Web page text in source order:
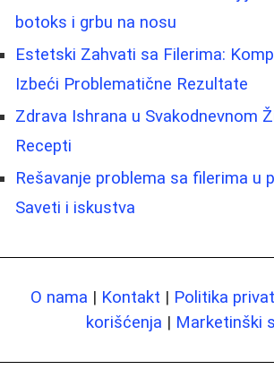
botoks i grbu na nosu
Estetski Zahvati sa Filerima:
Izbeći Problematične Rezultate
Zdrava Ishrana u Svakodnevnom
Recepti
Rešavanje problema sa filerima u
Saveti i iskustva
O nama | Kontakt | Politika
korišćenja | Marketinški